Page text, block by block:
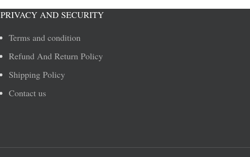
PRIVACY AND SECURITY
Terms and condition
Refund And Return Policy
Shipping Policy
Contact us